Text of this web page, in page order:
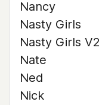
Nancy
Nasty Girls
Nasty Girls V2
Nate
Ned
Nick